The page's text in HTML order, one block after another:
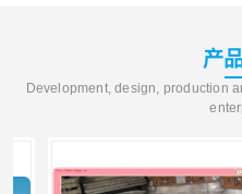
产
Development, design, production